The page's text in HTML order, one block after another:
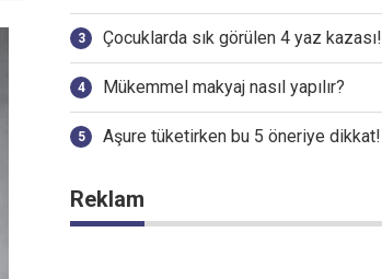
Çocuklarda sık görülen 4 yaz kazası!
Mükemmel makyaj nasıl yapılır?
Aşure tüketirken bu 5 öneriye dikkat!
Reklam